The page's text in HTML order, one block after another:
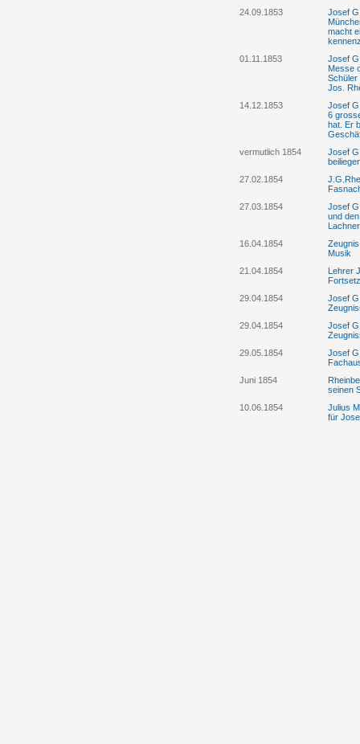
24.09.1853
Josef
macht
01.11.1853
Josef
Messe
Schüler
Jos.
14.12.1853
Josef
6
hat. Er
vermutlich 1854
Josef
27.02.1854
27.03.1854
Josef
und
16.04.1854
Musik
21.04.1854
Lehrer
29.04.1854
Josef
29.04.1854
Josef
29.05.1854
Josef
Juni 1854
seinen
10.06.1854
Julius
für